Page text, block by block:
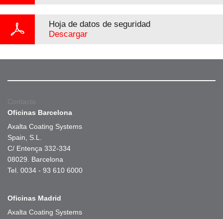
Hoja de datos de seguridad
Descargar
Contacto
Oficinas Barcelona
Axalta Coating Systems
Spain, S.L.
C/ Entença 332-334
08029. Barcelona
Tel. 0034 - 93 610 6000
Oficinas Madrid
Axalta Coating Systems